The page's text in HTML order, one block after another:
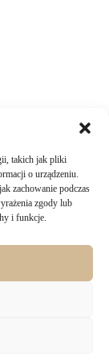
takich jak pliki
o urządzeniu.
zachowanie podczas
zgody lub
i funkcje.